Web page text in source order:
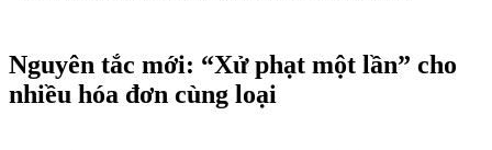
Nguyên tắc mới: “Xử phạt một lần” cho
nhiều hóa đơn cùng loại